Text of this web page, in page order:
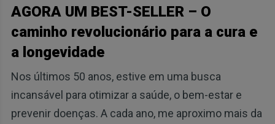
AGORA UM BEST-SELLER – O
caminho revolucionário para a cura e
a longevidade
Nos últimos 50 anos, estive em uma busca
incansável para otimizar a saúde, o bem-estar e
prevenir doenças. A cada ano, me aproximo mais da